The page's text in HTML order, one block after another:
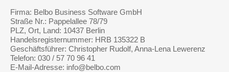
Firma: Belbo Business Software GmbH
Straße Nr.: Pappelallee 78/79
PLZ, Ort, Land: 10437 Berlin
Handelsregisternummer: HRB 135322 B
Geschäftsführer: Christopher Rudolf, Anna-Lena Lewerenz
Telefon: 030 / 57 70 96 41
E-Mail-Adresse: info@belbo.com